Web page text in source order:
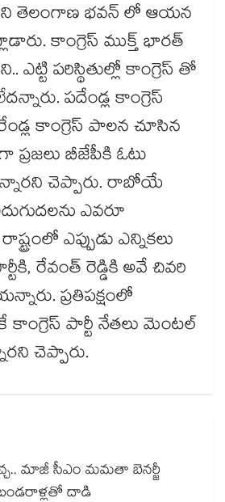
తెలంగాణ భవన్ లో ఆయన
కాంగ్రెస్ ముక్త్​ భారత్
ఎట్టి పరిస్థితుల్లో కాంగ్రెస్ తో
పదేండ్ల కాంగ్రెస్
కాంగ్రెస్ పాలన చూసిన
ప్రజలు బీజేపీకి ఓటు
చెప్పారు. రాబోయే
ఎవరూ
ఎప్పుడు ఎన్నికలు
రేవంత్ రెడ్డికి అవే చివరి
ప్రతిపక్షంలో
పార్టీ నేతలు మెంటల్
చెప్పారు.
మాజీ సీఎం మమతా బెనర్జీ
దాడి